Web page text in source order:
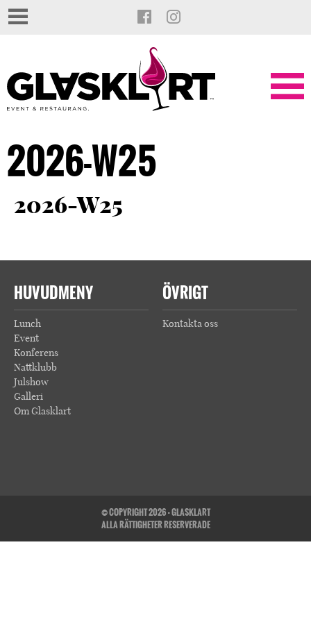
2026-W25
2026-W25
HUVUDMENY
Lunch
Event
Konferens
Nattklubb
Julshow
Galleri
Om Glasklart
ÖVRIGT
Kontakta oss
© COPYRIGHT 2026 - GLASKLART
ALLA RÄTTIGHETER RESERVERADE